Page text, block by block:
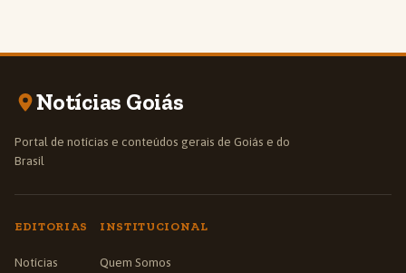
Notícias Goiás
Portal de notícias e conteúdos gerais de Goiás e do
Brasil
EDITORIAS
Notícias
INSTITUCIONAL
Quem Somos